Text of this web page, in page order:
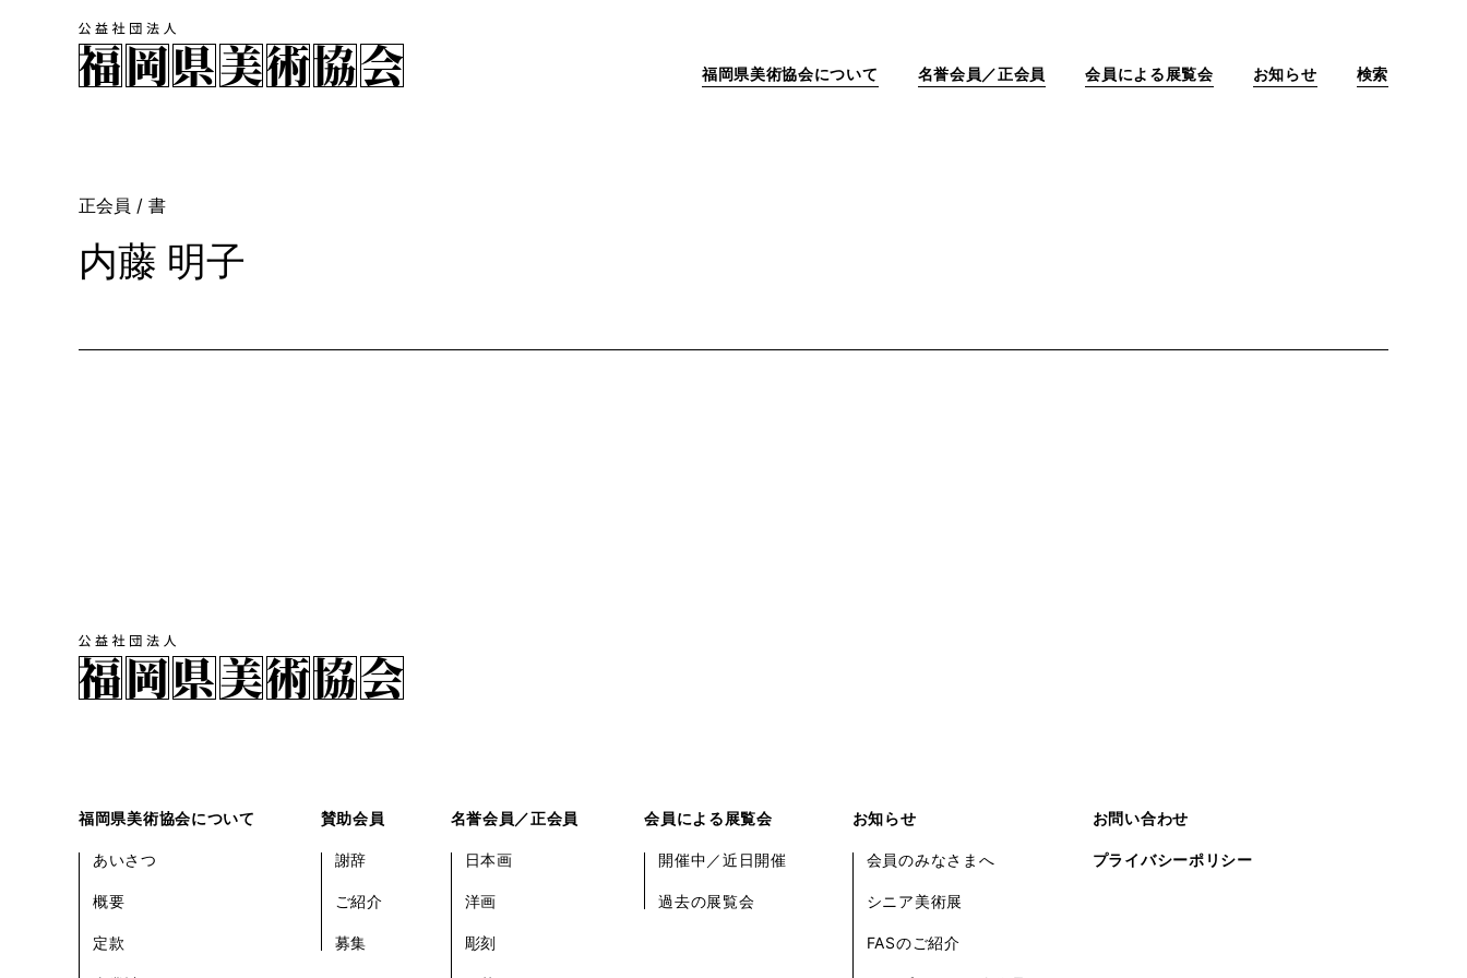
福岡県美術協会について 名誉会員／正会員 会員による展覧会 お知らせ 検索
正会員 / 書
内藤 明子
福岡県美術協会について
あいさつ
概要
定款
賛助会員
謝辞
ご紹介
募集
名誉会員／正会員
日本画
洋画
彫刻
会員による展覧会
開催中／近日開催
過去の展覧会
お知らせ
会員のみなさまへ
シニア美術展
FASのご紹介
お問い合わせ
プライバシーポリシー